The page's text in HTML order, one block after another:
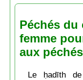
Péchés du
femme
aux péchés
Le ḥadīth de